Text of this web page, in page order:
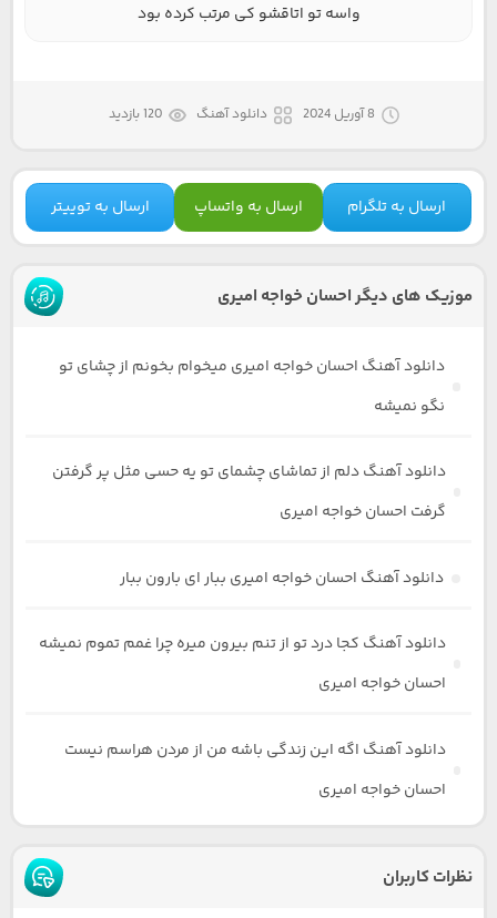
واسه تو اتاقشو کی مرتب کرده بود
8 آوریل 2024 دانلود آهنگ 120 بازدید
ارسال به تلگرام ارسال به واتساپ ارسال به توییتر
موزیک های دیگر احسان خواجه امیری
دانلود آهنگ احسان خواجه امیری میخوام بخونم از چشای تو
نگو نمیشه
دانلود آهنگ دلم از تماشای چشمای تو یه حسی مثل پر گرفتن
گرفت احسان خواجه امیری
دانلود آهنگ احسان خواجه امیری ببار ای بارون ببار
دانلود آهنگ کجا درد تو از تنم بیرون میره چرا غمم تموم نمیشه
احسان خواجه امیری
دانلود آهنگ اگه این زندگی باشه من از مردن هراسم نیست
احسان خواجه امیری
نظرات کاربران